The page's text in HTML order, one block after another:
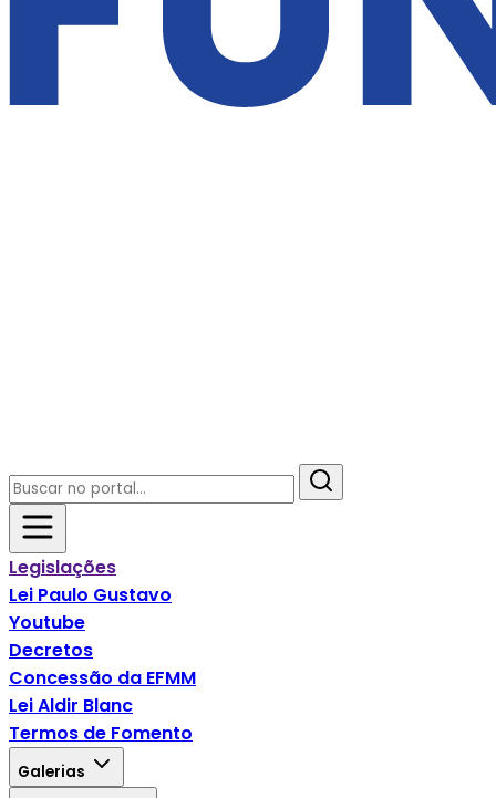
Legislações
Lei Paulo Gustavo
Youtube
Decretos
Concessão da EFMM
Lei Aldir Blanc
Termos de Fomento
Galerias